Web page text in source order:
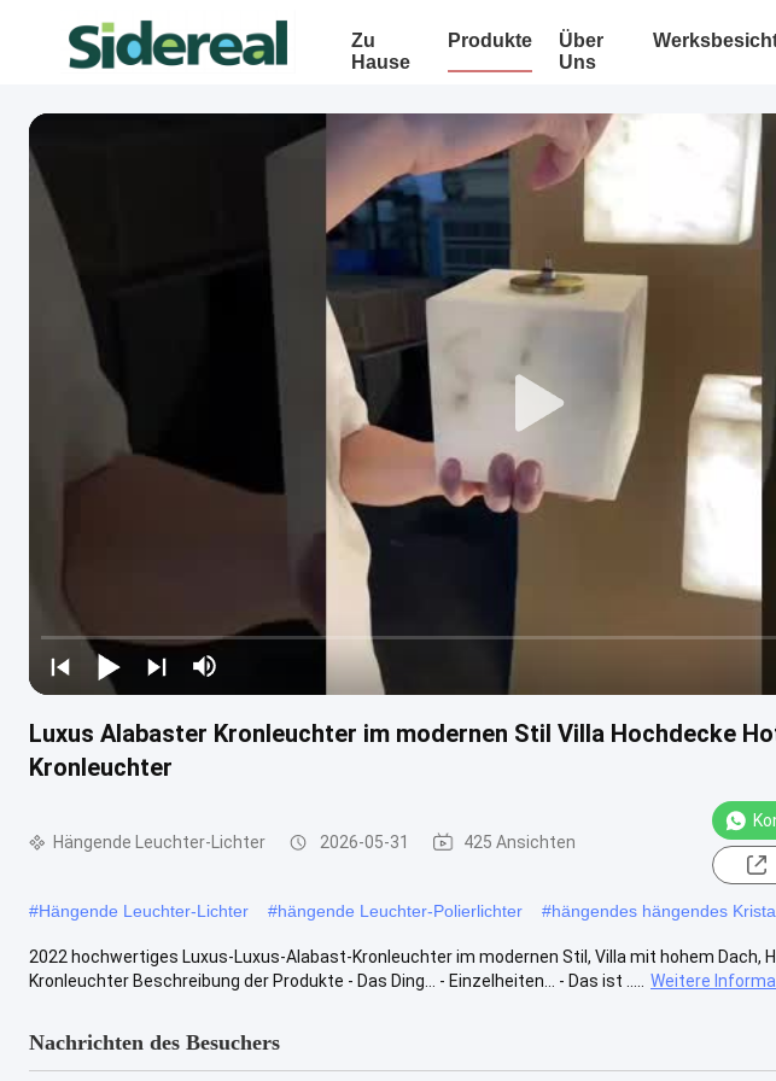
Zu
Hause
Produkte
Über
Uns
Luxus Alabaster Kronleuchter im modernen Stil Villa Hochdecke
Kronleuchter
Hängende Leuchter-Lichter 2026-05-31 425 Ansichten
#Hängende Leuchter-Lichter #hängende Leuchter-Polierlichter #hängendes hängendes
2022 hochwertiges Luxus-Luxus-Alabast-Kronleuchter im modernen Stil, Villa mit hohem Dach,
Kronleuchter Beschreibung der Produkte - Das Ding... - Einzelheiten... - Das ist .....
Weitere
Nachrichten des Besuchers